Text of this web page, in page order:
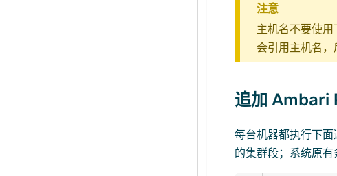
注意
主机名不要使
会引用主机名，
追加 Ambari
每台机器都执行下
的集群段；系统原有